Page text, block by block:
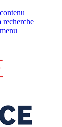
recherche